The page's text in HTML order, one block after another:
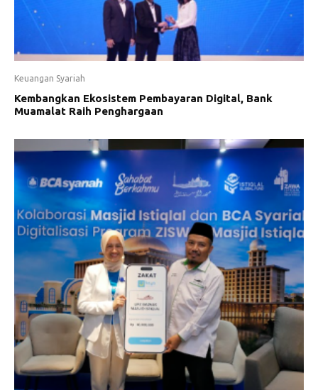
Keuangan Syariah
Kembangkan Ekosistem Pembayaran Digital, Bank
Muamalat Raih Penghargaan